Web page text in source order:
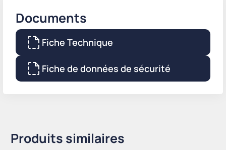
Documents
Fiche Technique
Fiche de données de sécurité
Produits similaires